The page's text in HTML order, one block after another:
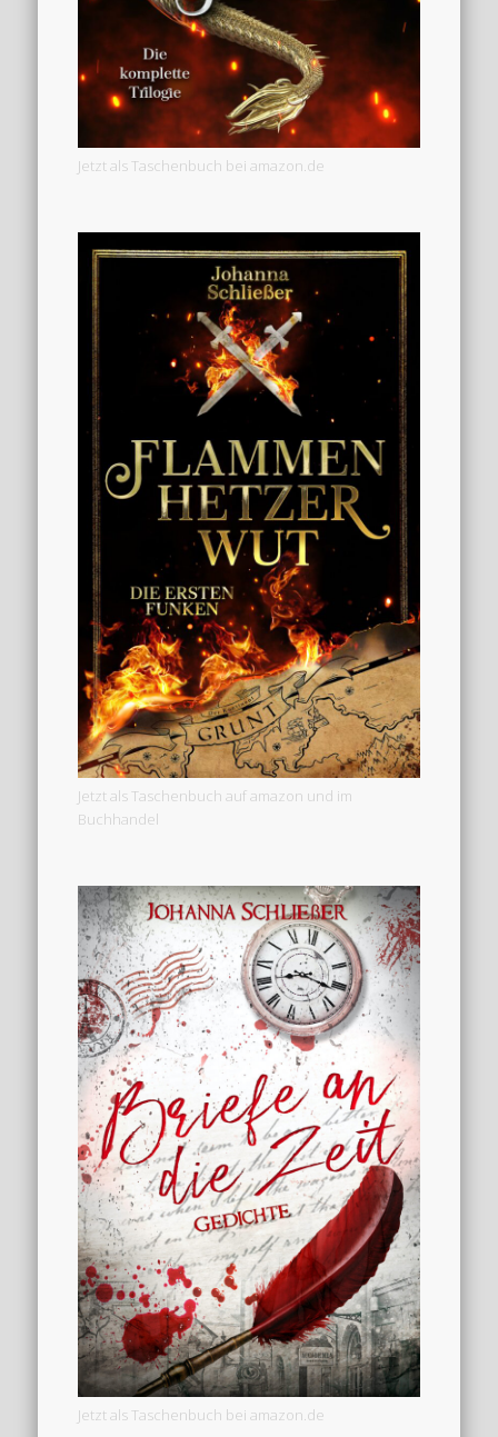
Jetzt als Taschenbuch bei amazon.de
Jetzt als Taschenbuch auf amazon und im
Buchhandel
Jetzt als Taschenbuch bei amazon.de